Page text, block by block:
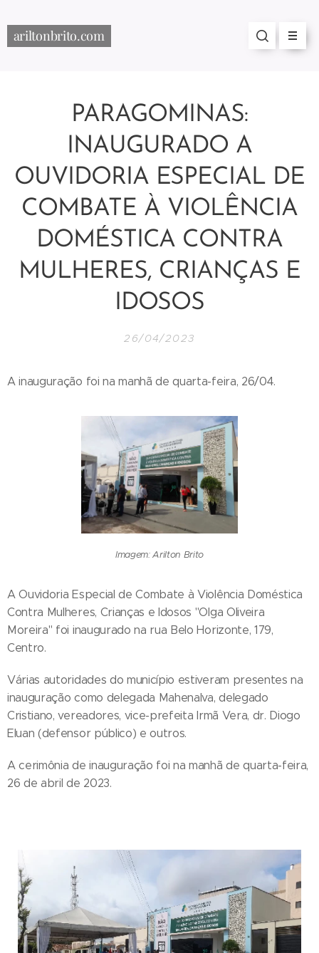
ariltonbrito.com
PARAGOMINAS:
INAUGURADO A
OUVIDORIA ESPECIAL DE
COMBATE À VIOLÊNCIA
DOMÉSTICA CONTRA
MULHERES, CRIANÇAS E
IDOSOS
26/04/2023
A inauguração foi na manhã de quarta-feira, 26/04.
Imagem: Arilton Brito
A Ouvidoria Especial de Combate à Violência Doméstica
Contra Mulheres, Crianças e Idosos "Olga Oliveira
Moreira" foi inaugurado na rua Belo Horizonte, 179,
Centro.
Várias autoridades do município estiveram presentes na
inauguração como delegada Mahenalva, delegado
Cristiano, vereadores, vice-prefeita Irmã Vera, dr. Diogo
Eluan (defensor público) e outros.
A cerimônia de inauguração foi na manhã de quarta-feira,
26 de abril de 2023.